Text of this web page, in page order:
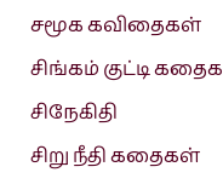
சமூக கவிதைகள்
சிங்கம் குட்டி
சிநேகிதி
சிறு நீதி கதைகள்